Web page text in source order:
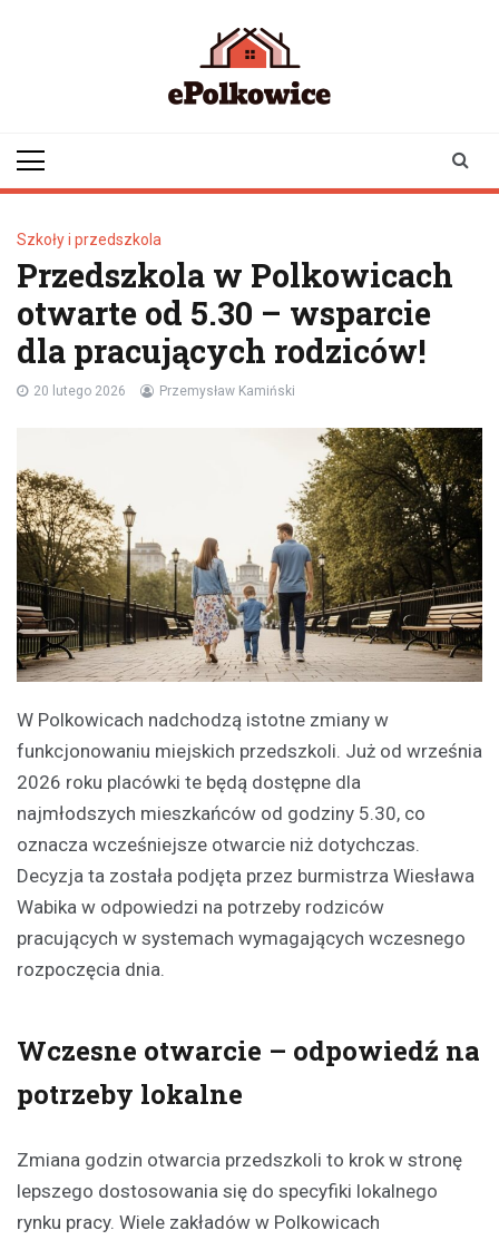
Szkoły i przedszkola
Przedszkola w Polkowicach
otwarte od 5.30 – wsparcie
dla pracujących rodziców!
20 lutego 2026 Przemysław Kamiński
W Polkowicach nadchodzą istotne zmiany w
funkcjonowaniu miejskich przedszkoli. Już od września
2026 roku placówki te będą dostępne dla
najmłodszych mieszkańców od godziny 5.30, co
oznacza wcześniejsze otwarcie niż dotychczas.
Decyzja ta została podjęta przez burmistrza Wiesława
Wabika w odpowiedzi na potrzeby rodziców
pracujących w systemach wymagających wczesnego
rozpoczęcia dnia.
Wczesne otwarcie – odpowiedź na
potrzeby lokalne
Zmiana godzin otwarcia przedszkoli to krok w stronę
lepszego dostosowania się do specyfiki lokalnego
rynku pracy. Wiele zakładów w Polkowicach